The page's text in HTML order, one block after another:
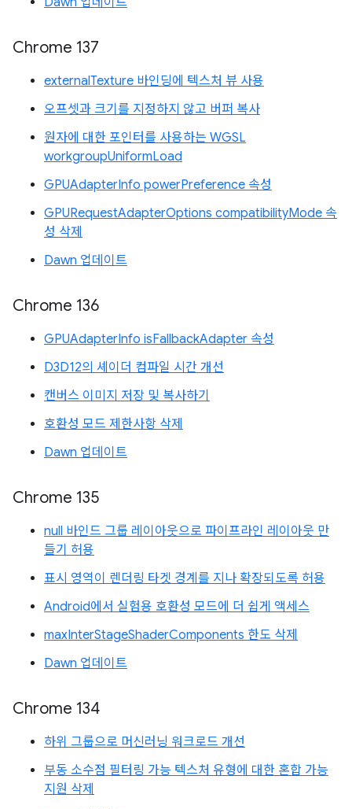
Chrome 137
externalTexture 바인딩에 텍스처 뷰 사용
오프셋과 크기를 지정하지 않고 버퍼 복사
원자에 대한 포인터를 사용하는 WGSL
workgroupUniformLoad
GPUAdapterInfo powerPreference 속성
GPURequestAdapterOptions compatibilityMode 속
성 삭제
Dawn 업데이트
Chrome 136
GPUAdapterInfo isFallbackAdapter 속성
D3D12의 셰이더 컴파일 시간 개선
캔버스 이미지 저장 및 복사하기
호환성 모드 제한사항 삭제
Dawn 업데이트
Chrome 135
null 바인드 그룹 레이아웃으로 파이프라인 레이아웃 만
들기 허용
표시 영역이 렌더링 타겟 경계를 지나 확장되도록 허용
Android에서 실험용 호환성 모드에 더 쉽게 액세스
maxInterStageShaderComponents 한도 삭제
Dawn 업데이트
Chrome 134
하위 그룹으로 머신러닝 워크로드 개선
부동 소수점 필터링 가능 텍스처 유형에 대한 혼합 가능
지원 삭제